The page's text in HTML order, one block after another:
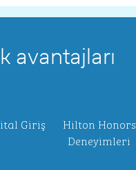
avantajları
Giriş
Hilton Honors
Deneyimleri